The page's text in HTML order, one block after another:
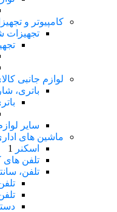
کامپیوتر و
تجهیزات
لوازم جانبی
باتری،
سایر
ماشین های
اسکنر
1
تلفن های
تلفن،